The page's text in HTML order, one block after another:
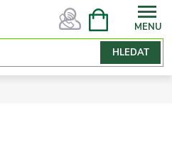
HLEDAT
NÁKUPNÍ